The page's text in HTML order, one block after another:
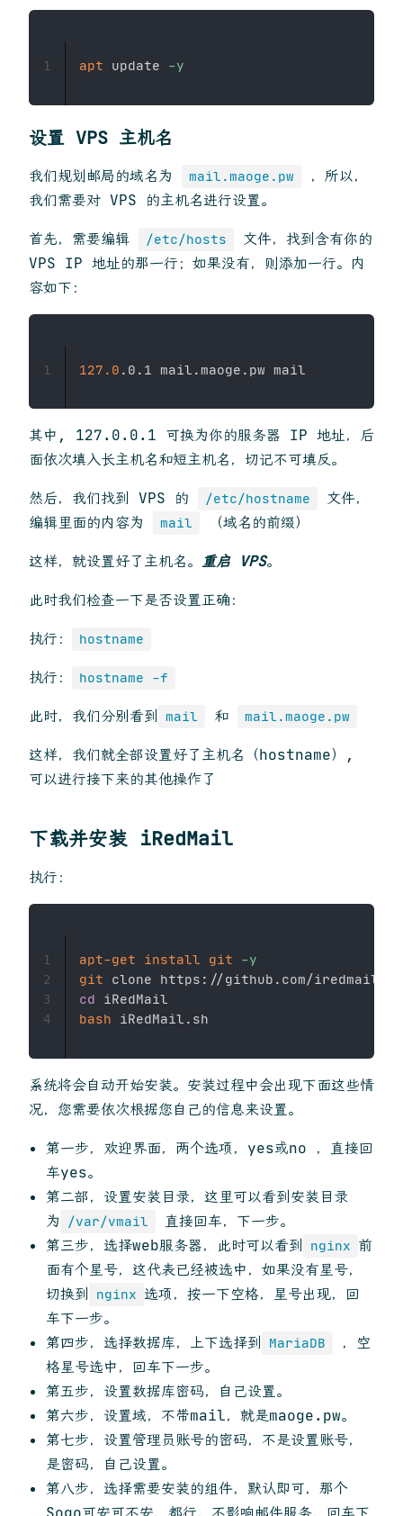
apt update -y
1
设置 VPS 主机名
我们规划邮局的域名为 mail.maoge.pw
，所以，
我们需要对 VPS 的主机名进行设置。
首先，需要编辑 /etc/hosts
文件，找到含有你的
VPS IP 地址的那一行；如果没有，则添加一行。内
容如下：
127.0
1
其中, 127.0.0.1 可换为你的服务器 IP 地址，后
面依次填入长主机名和短主机名，切记不可填反。
然后，我们找到 VPS 的 /etc/hostname
文件，
编辑里面的内容为
mail （域名的前缀）
这样，就设置好了主机名。 重启 VPS。
此时我们检查一下是否设置正确：
执行： hostname
执行： hostname -f
此时，我们分别看到 mail 和 mail.maoge.pw
这样，我们就全部设置好了主机名（hostname）,
可以进行接下来的其他操作了
下载并安装 iRedMail
执行：
apt-get install git
-y
git
cd
bash
1
2
3
4
系统将会自动开始安装。安装过程中会出现下面这些情
况，您需要依次根据您自己的信息来设置。
第一步，欢迎界面，两个选项，yes或no ，直接回
车yes。
第二部，设置安装目录，这里可以看到安装目录
为
/var/vmail
直接回车，下一步。
第三步，选择web服务器，此时可以看到
nginx 前
面有个星号，这代表已经被选中，如果没有星号，
切换到
nginx 选项，按一下空格，星号出现，回
车下一步。
第四步，选择数据库，上下选择到
MariaDB
，空
格星号选中，回车下一步。
第五步，设置数据库密码，自己设置。
第六步，设置域，不带mail，就是maoge.pw。
第七步，设置管理员账号的密码，不是设置账号，
是密码，自己设置。
第八步，选择需要安装的组件，默认即可，那个
Sogo可安可不安，都行，不影响邮件服务，回车下